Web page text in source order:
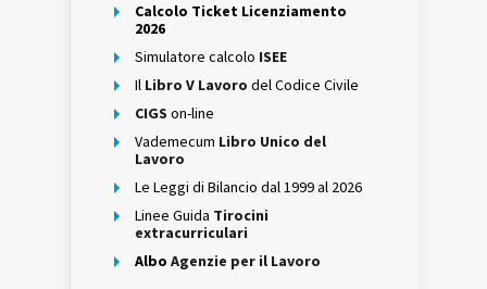
Calcolo Ticket Licenziamento
2026
Simulatore calcolo ISEE
Il Libro V Lavoro del Codice Civile
CIGS on-line
Vademecum Libro Unico del
Lavoro
Le Leggi di Bilancio dal 1999 al 2026
Linee Guida Tirocini
extracurriculari
Albo Agenzie per il Lavoro